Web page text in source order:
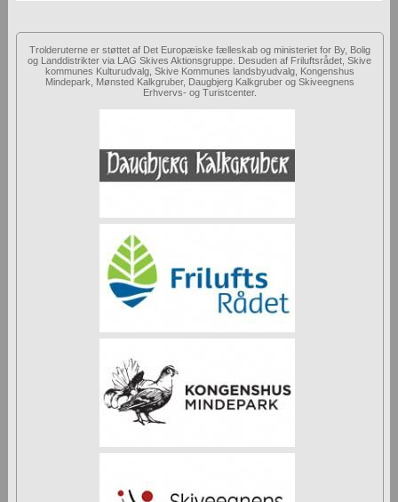
Trolderuterne er støttet af Det Europæiske fælleskab og ministeriet for By, Bolig
og Landdistrikter via LAG Skives Aktionsgruppe. Desuden af Friluftsrådet, Skive
kommunes Kulturudvalg, Skive Kommunes landsbyudvalg, Kongenshus
Mindepark, Mønsted Kalkgruber, Daugbjerg Kalkgruber og Skiveegnens
Erhvervs- og Turistcenter.